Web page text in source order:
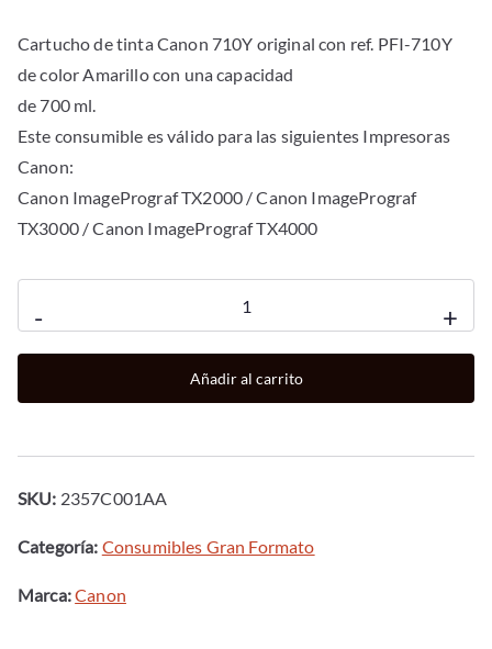
Cartucho de tinta Canon 710Y original con ref. PFI-710Y
de color Amarillo con una capacidad
de 700 ml.
Este consumible es válido para las siguientes Impresoras
Canon:
Canon ImagePrograf TX2000 / Canon ImagePrograf
TX3000 / Canon ImagePrograf TX4000
-
canon
pfi
cantidad
+
Añadir al carrito
SKU: 2357C001AA
Categoría: Consumibles Gran Formato
Marca:Canon